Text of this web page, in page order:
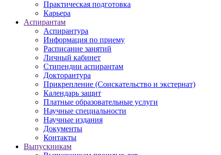
Практическая подготовка
Карьера
Аспирантам
Аспирантура
Информация по приему
Расписание занятий
Личный кабинет
Стипендии аспирантам
Докторантура
Прикрепление (Соискательство и экстернат)
Календарь защит
Платные образовательные услуги
Научные специальности
Научные издания
Документы
Контакты
Выпускникам